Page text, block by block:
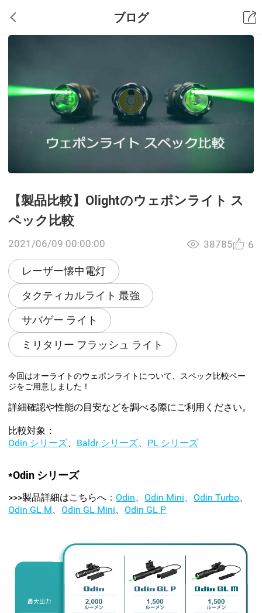
ブログ
【製品比較】Olightのウェポンライト ス
ペック比較
2021/06/09 00:00:00
レーザー懐中電灯
タクティカルライト 最強
サバゲー ライト
ミリタリー フラッシュ ライト
38785 6
今回はオーライトのウェポンライトについて、スペック比較ペー
ジをご用意しました！
詳細確認や性能の目安などを調べる際にご利用ください。
比較対象：
Odin シリーズ
Baldr シリーズ PL シリーズ
*Odin シリーズ
>>>製品詳細はこちらへ ： Odin Odin Mini Odin Turbo
Odin GL M
Odin GL Mini Odin GL P